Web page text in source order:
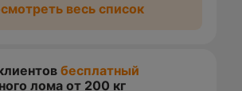
весь список
бесплатный
лома от 200 кг